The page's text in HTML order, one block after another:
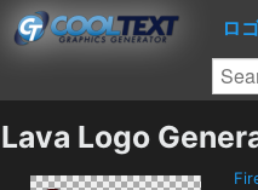
ロ
Lava Logo